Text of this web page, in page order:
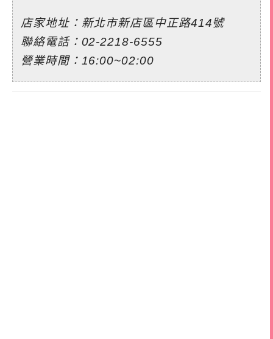
店家地址：新北市新店區中正路414號
聯絡電話：02-2218-6555
營業時間：16:00~02:00